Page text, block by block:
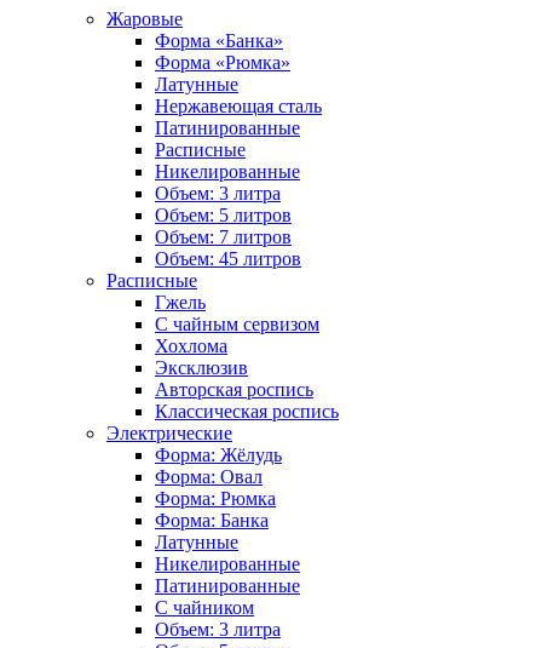
Жаровые
Форма «Банка»
Форма «Рюмка»
Латунные
Нержавеющая сталь
Патинированные
Расписные
Никелированные
Объем: 3 литра
Объем: 5 литров
Объем: 7 литров
Объем: 45 литров
Расписные
Гжель
С чайным сервизом
Хохлома
Эксклюзив
Авторская роспись
Классическая роспись
Электрические
Форма: Жёлудь
Форма: Овал
Форма: Рюмка
Форма: Банка
Латунные
Никелированные
Патинированные
С чайником
Объем: 3 литра